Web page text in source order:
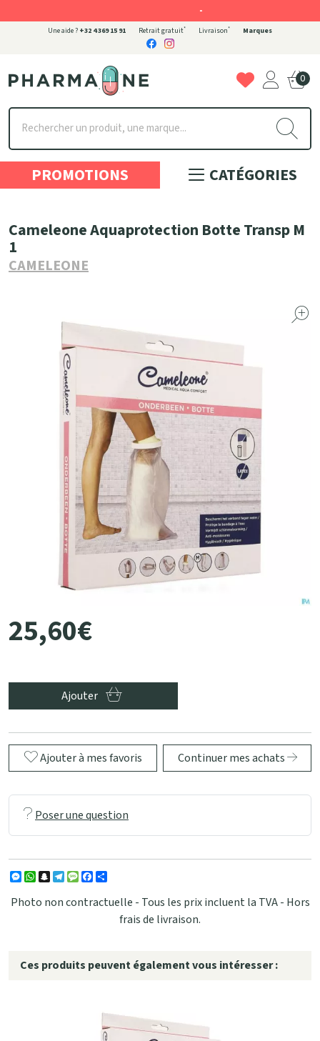
Une aide ? +32 4 369 15 91 Retrait gratuit* Livraison* Marques
Pharmaone Votre pharmacie en ligne à votre service
0
PROMOTIONS CATÉGORIES
Cameleone Aquaprotection Botte Transp M
1
CAMELEONE
25,60€
Ajouter
Ajouter à mes favoris Continuer mes achats
Poser une question
Messenger
WhatsApp
Snapchat
Telegram
MessageFacebook
Photo non contractuelle - Tous les prix incluent la TVA - Hors
frais de livraison.
Ces produits peuvent également vous intéresser :